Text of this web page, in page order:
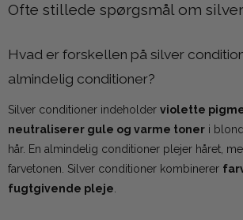
Ofte stillede spørgsmål om
Hvad er forskellen på silver
almindelig conditioner?
Silver conditioner indeholder violette
neutraliserer gule og varme toner i
hår. En almindelig conditioner plejer håret,
farvetonen. Silver conditioner kombinerer
fugtgivende pleje.